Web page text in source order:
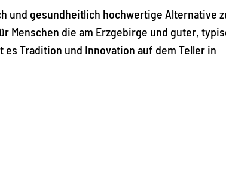
und gesundheitlich hochwertige Alternative
Menschen die am Erzgebirge und guter,
Tradition und Innovation auf dem Teller in